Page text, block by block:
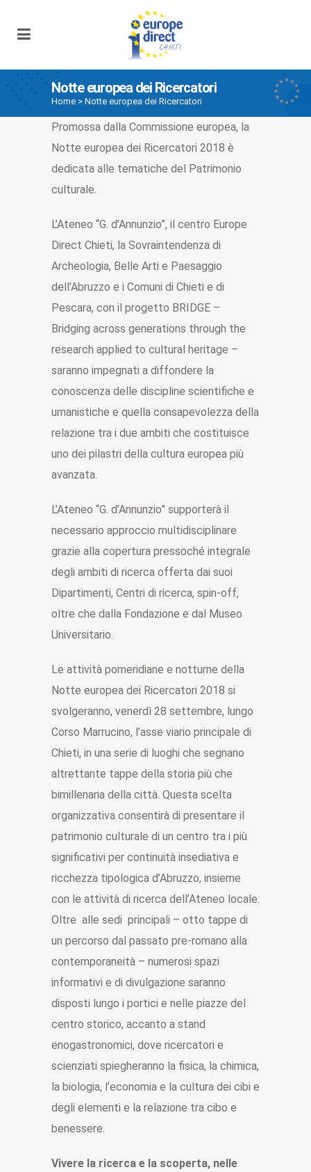
Notte europea dei Ricercatori
Home > Notte europea dei Ricercatori
Promossa dalla Commissione europea, la
Notte europea dei Ricercatori 2018 è
dedicata alle tematiche del Patrimonio
culturale.
L’Ateneo “G. d’Annunzio”, il centro Europe
Direct Chieti, la Sovraintendenza di
Archeologia, Belle Arti e Paesaggio
dell’Abruzzo e i Comuni di Chieti e di
Pescara, con il progetto BRIDGE –
Bridging across generations through the
research applied to cultural heritage –
saranno impegnati a diffondere la
conoscenza delle discipline scientifiche e
umanistiche e quella consapevolezza della
relazione tra i due ambiti che costituisce
uno dei pilastri della cultura europea più
avanzata.
L’Ateneo “G. d’Annunzio” supporterà il
necessario approccio multidisciplinare
grazie alla copertura pressoché integrale
degli ambiti di ricerca offerta dai suoi
Dipartimenti, Centri di ricerca, spin-off,
oltre che dalla Fondazione e dal Museo
Universitario.
Le attività pomeridiane e notturne della
Notte europea dei Ricercatori 2018 si
svolgeranno, venerdì 28 settembre, lungo
Corso Marrucino, l’asse viario principale di
Chieti, in una serie di luoghi che segnano
altrettante tappe della storia più che
bimillenaria della città. Questa scelta
organizzativa consentirà di presentare il
patrimonio culturale di un centro tra i più
significativi per continuità insediativa e
ricchezza tipologica d’Abruzzo, insieme
con le attività di ricerca dell’Ateneo locale.
Oltre alle sedi principali – otto tappe di
un percorso dal passato pre-romano alla
contemporaneità – numerosi spazi
informativi e di divulgazione saranno
disposti lungo i portici e nelle piazze del
centro storico, accanto a stand
enogastronomici, dove ricercatori e
scienziati spiegheranno la fisica, la chimica,
la biologia, l’economia e la cultura dei cibi e
degli elementi e la relazione tra cibo e
benessere.
Vivere la ricerca e la scoperta, nelle